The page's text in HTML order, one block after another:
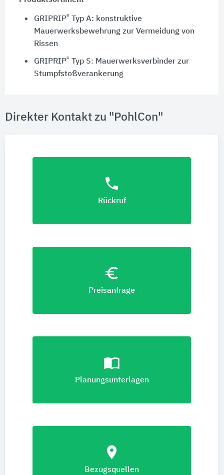
GRIPRIP® Typ A: konstruktive
Mauerwerksbewehrung zur Vermeidung von
Rissen
GRIPRIP® Typ S: Mauerwerksverbinder zur
Stumpfstoßverankerung
Direkter Kontakt zu "PohlCon"
phone
Rückruf
euro_symbol
Preisanfrage
import_contacts
Planungsunterlagen
location_on
Bezugsquellen